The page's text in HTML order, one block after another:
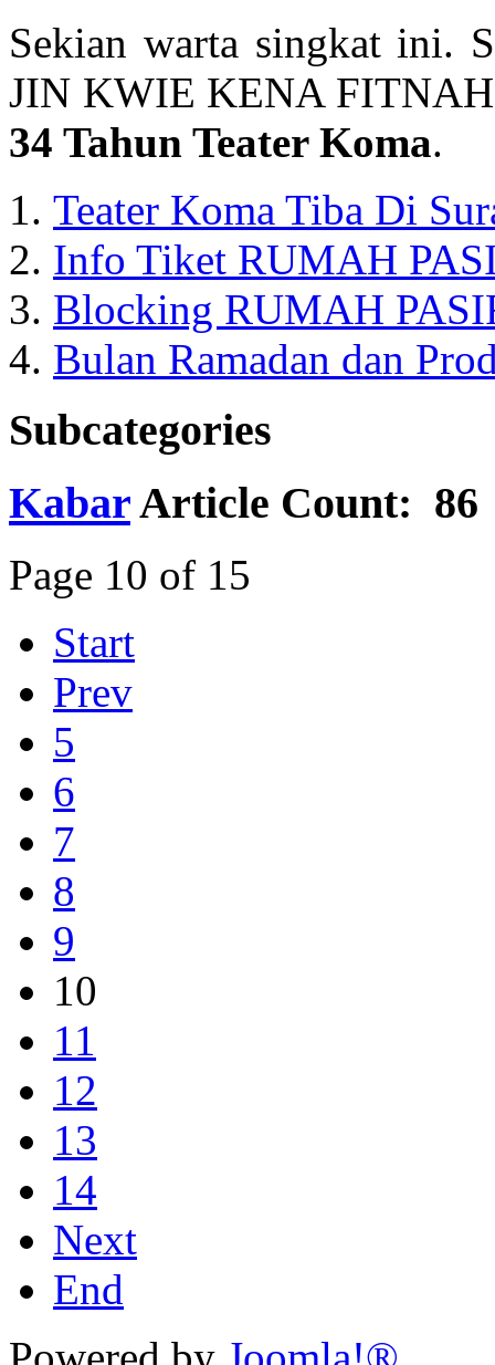
Sekian warta singkat ini.
JIN KWIE KENA
34 Tahun Teater Koma.
Teater Koma Tiba Di
Info Tiket RUMAH
Blocking RUMAH
Bulan Ramadan dan
Subcategories
KabarArticle Count: 86
Page 10 of 15
Start
Prev
5
6
7
8
9
10
11
12
13
14
Next
End